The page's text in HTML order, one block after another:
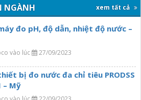
NGÀNH xem tất cả
đo pH, độ dẫn, nhiệt độ nước –
vào lúc 27/09/2023
bị đo nước đa chỉ tiêu PRODSS
– Mỹ